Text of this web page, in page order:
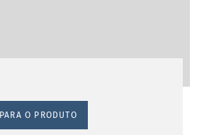
PARA O PRODUTO